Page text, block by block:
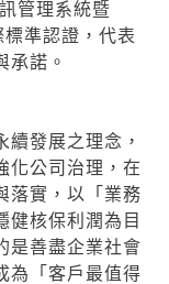
管理系統暨
準認證，代表
承諾。
續發展之理念，
化公司治理，在
落實，以「業務
健核保利潤為目
是善盡企業社會
為「客戶最值得